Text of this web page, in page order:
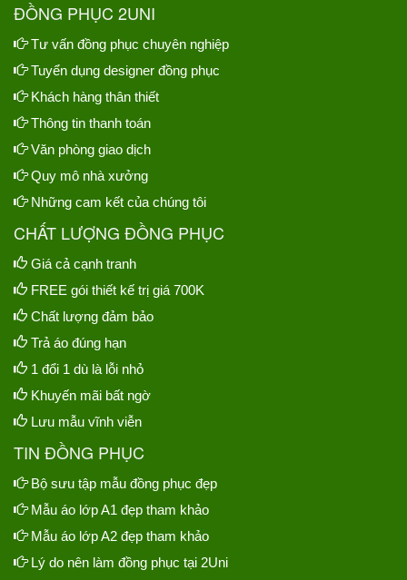
ĐỒNG PHỤC 2UNI
Tư vấn đồng phục chuyên nghiệp
Tuyển dụng designer đồng phục
Khách hàng thân thiết
Thông tin thanh toán
Văn phòng giao dịch
Quy mô nhà xưởng
Những cam kết của chúng tôi
CHẤT LƯỢNG ĐỒNG PHỤC
Giá cả cạnh tranh
FREE gói thiết kế trị giá 700K
Chất lượng đảm bảo
Trả áo đúng hạn
1 đổi 1 dù là lỗi nhỏ
Khuyến mãi bất ngờ
Lưu mẫu vĩnh viễn
TIN ĐỒNG PHỤC
Bộ sưu tập mẫu đồng phục đẹp
Mẫu áo lớp A1 đẹp tham khảo
Mẫu áo lớp A2 đẹp tham khảo
Lý do nên làm đồng phục tại 2Uni